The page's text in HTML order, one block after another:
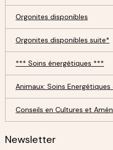
Orgonites disponibles
Orgonites disponibles suite*
*** Soins énergétiques ***
Animaux: Soins Energétiques
Conseils en Cultures et
Newsletter